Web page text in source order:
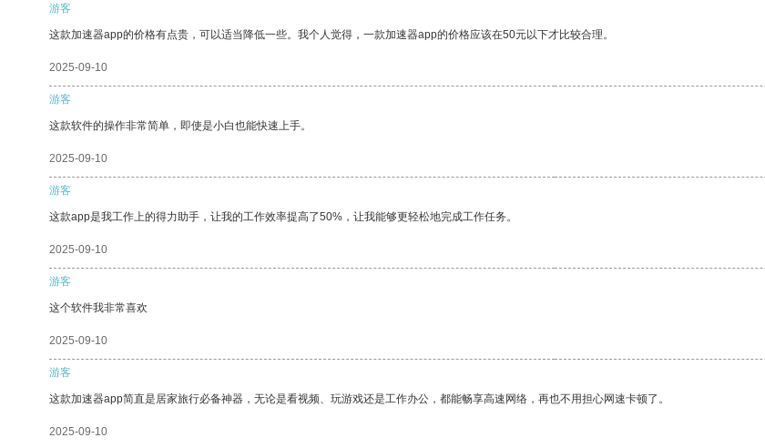
游客
这款加速器app的价格有点贵，可以适当降低一些。我个人觉得，一款加速器app的价格应该在50元以下才比较合理。
2025-09-10
游客
这款软件的操作非常简单，即使是小白也能快速上手。
2025-09-10
游客
这款app是我工作上的得力助手，让我的工作效率提高了50%，让我能够更轻松地完成工作任务。
2025-09-10
游客
这个软件我非常喜欢
2025-09-10
游客
这款加速器app简直是居家旅行必备神器，无论是看视频、玩游戏还是工作办公，都能畅享高速网络，再也不用担心网速卡顿了。
2025-09-10